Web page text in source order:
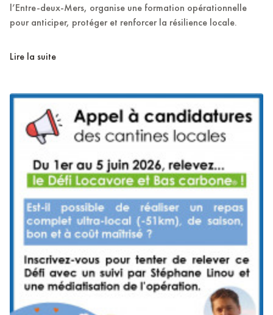
l’Entre-deux-Mers, organise une formation opérationnelle
pour anticiper, protéger et renforcer la résilience locale.
Lire la suite